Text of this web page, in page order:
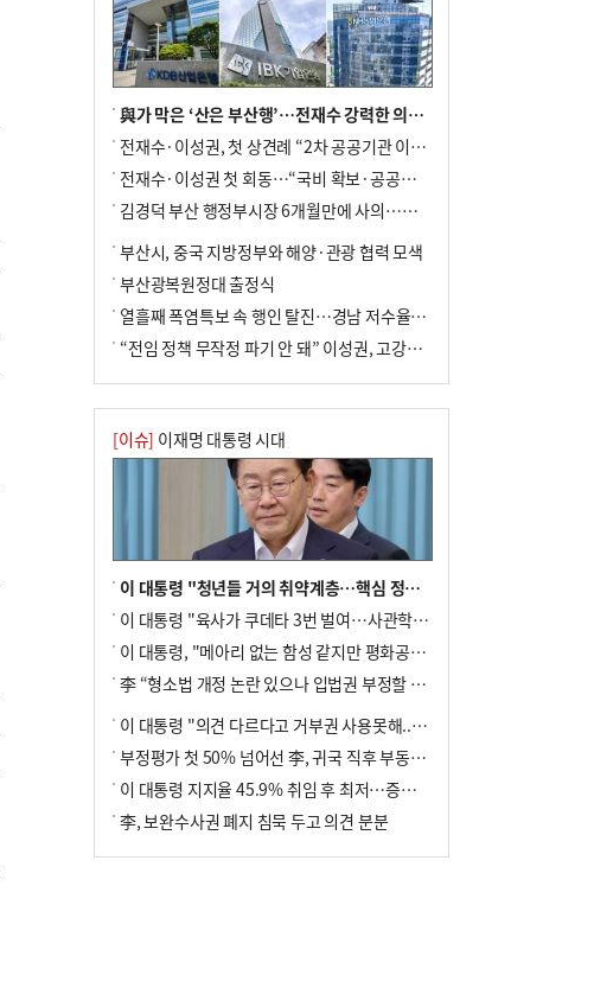
與가 막은 ‘산은 부산행’…전재수 강력한 의지 표명 없인 공염불
전재수·이성권, 첫 상견례 “2차 공공기관 이전 초당 협력”(종합)
전재수·이성권 첫 회동…“국비 확보·공공기관 이전 협력”
김경덕 부산 행정부시장 6개월만에 사의…후임 인선 촉각
부산시, 중국 지방정부와 해양·관광 협력 모색
부산광복원정대 출정식
열흘째 폭염특보 속 행인 탈진…경남 저수율 평년의 절반
“전임 정책 무작정 파기 안 돼” 이성권, 고강도 ‘전재수 견제’ 예고
[이슈] 이재명 대통령 시대
이 대통령 "청년들 거의 취약계층…핵심 정책 재편""
이 대통령 "육사가 쿠데타 3번 벌여…사관학교 통합 신속히 추진"
이 대통령, "메아리 없는 함성 같지만 평화공존책 계속해야"
李 “형소법 개정 논란 있으나 입법권 부정할 만큼은 아냐”(종합)
이 대통령 "의견 다르다고 거부권 사용못해.. 입법권 부정할 상황이라 보기 어려워"
부정평가 첫 50% 넘어선 李, 귀국 직후 부동산·증시 점검(종합)
이 대통령 지지율 45.9% 취임 후 최저…증시 폭락·연임 개헌 논란 영향
李, 보완수사권 폐지 침묵 두고 의견 분분